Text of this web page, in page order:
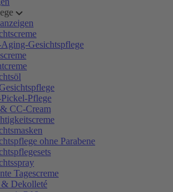
Gesichtspflege
Pflege
CC-Cream
ohne Parabene
Tagescreme
& Dekolleté